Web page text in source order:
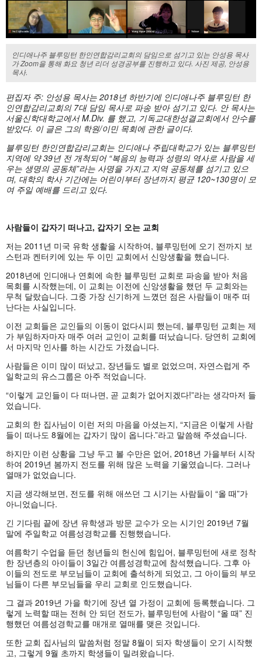
인디애나주 블루밍턴 한인연합감리교회의 담임으로 섬기고 있는 안성용 목사
가 Zoom을 통해 화요 청년 리더 성경공부를 진행하고 있다. 사진 제공, 안성용
목사.
편집자 주: 안성용 목사는 2018년 하반기에 인디애나주 블루밍턴 한
인연합감리교회의 7대 담임 목사로 파송 받아 섬기고 있다. 안 목사는
서울신학대학교에서 M.Div. 를 했고, 기독교대한성결교회에서 안수를
받았다. 이 글은 그의 학원/이민 목회에 관한 글이다.
블루밍턴 한인연합감리교회는 인디애나 주립대학교가 있는 블루밍턴
지역에 약39년 전 개척되어 “복음의 능력과 성령의 역사로 사람을 세
우는 생명의 공동체”라는 사명을 가지고 지역 공동체를 섬기고 있으
며, 대학의 학사 기간에는 어린이부터 장년까지 평균 120~130명이 모
여 주일 예배를 드리고 있다.
사람들이 갑자기 떠나고, 갑자기 오는 교회
저는 2011년 미국 유학 생활을 시작하여, 블루밍턴에 오기 전까지 보
스턴과 켄터키에 있는 두 이민 교회에서 신앙생활을 했습니다.
2018년에 인디애나 연회에 속한 블루밍턴 교회로 파송을 받아 처음
목회를 시작했는데, 이 교회는 이전에 신앙생활을 했던 두 교회와는
무척 달랐습니다. 그중 가장 신기하게 느꼈던 점은 사람들이 매주 떠
난다는 사실입니다.
이전 교회들은 교인들의 이동이 없다시피 했는데, 블루밍턴 교회는 제
가 부임하자마자 매주 여러 교인이 교회를 떠났습니다. 당연히 교회에
서 마지막 인사를 하는 시간도 가졌습니다.
사람들은 이미 많이 떠났고, 장년들도 별로 없었으며, 자연스럽게 주
일학교의 유스그룹은 아주 적었습니다.
“이렇게 교인들이 다 떠나면, 곧 교회가 없어지겠다!”라는 생각마저 들
었습니다.
교회의 한 집사님이 이런 저의 마음을 아셨는지, “지금은 이렇게 사람
들이 떠나도 8월에는 갑자기 많이 옵니다.”라고 말씀해 주셨습니다.
하지만 이런 상황을 그냥 두고 볼 수만은 없어, 2018년 가을부터 시작
하여 2019년 봄까지 전도를 위해 많은 노력을 기울였습니다. 그러나
열매가 없었습니다.
지금 생각해보면, 전도를 위해 애쓰던 그 시기는 사람들이 “올 때”가
아니었습니다.
긴 기다림 끝에 장년 유학생과 방문 교수가 오는 시기인 2019년 7월
말에 주일학교 여름성경학교를 진행했습니다.
여름학기 수업을 듣던 청년들의 헌신에 힘입어, 블루밍턴에 새로 정착
한 장년층의 아이들이 3일간 여름성경학교에 참석했습니다. 그후 아
이들의 전도로 부모님들이 교회에 출석하게 되었고, 그 아이들의 부모
님들이 다른 부모님들을 우리 교회로 인도했습니다.
그 결과 2019년 가을 학기에 장년 열 가정이 교회에 등록했습니다. 그
렇게 노력할 때는 전혀 안 되던 전도가, 블루밍턴에 사람이 “올 때” 진
행했던 여름성경학교를 매개로 열매를 맺은 것입니다.
또한 교회 집사님의 말씀처럼 정말 8월이 되자 학생들이 오기 시작했
고, 그렇게 9월 초까지 학생들이 밀려왔습니다.